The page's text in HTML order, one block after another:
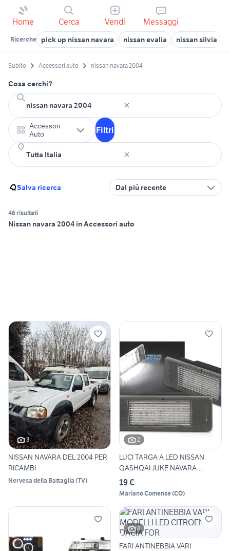
Home Cerca Vendi Messaggi
Ricerche pick up nissan navara nissan evalia nissan silvia
Subito Accessori auto nissan navara 2004
Cosa cerchi?
Accessori
Auto
Filtri
Salva ricerca Dal più recente
46 risultati
Nissan navara 2004 in Accessori auto
3
NISSAN NAVARA DEL 2004 PER
RICAMBI
Nervesa della Battaglia (TV)
2
LUCI TARGA A LED NISSAN
QASHQAI JUKE NAVARA
MERCED
19 €
Mariano Comense(CO)
3
FARI ANTINEBBIA VARI